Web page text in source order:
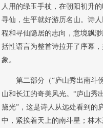
人用的绿玉手杖，在朝阳初升
寻仙，生平就好游历名山。诗
程和寻仙隐居的志向，意境飘
括性语言为整首诗拉开了序幕
象。
第二部分（“庐山秀出南斗
山和长江的奇美风光。“庐山秀
黛光”，这是诗人从远处看到的
中，紧挨着天上的南斗星；林